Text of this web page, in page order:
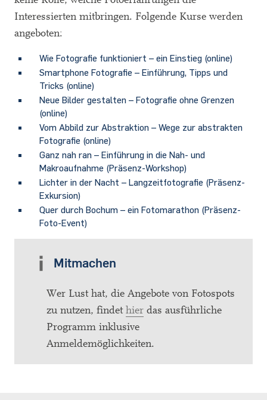
Interessierten mitbringen. Folgende Kurse werden
angeboten:
Wie Fotografie funktioniert – ein Einstieg (online)
Smartphone Fotografie – Einführung, Tipps und
Tricks (online)
Neue Bilder gestalten – Fotografie ohne Grenzen
(online)
Vom Abbild zur Abstraktion – Wege zur abstrakten
Fotografie (online)
Ganz nah ran – Einführung in die Nah- und
Makroaufnahme (Präsenz-Workshop)
Lichter in der Nacht – Langzeitfotografie (Präsenz-
Exkursion)
Quer durch Bochum – ein Fotomarathon (Präsenz-
Foto-Event)
Mitmachen
Wer Lust hat, die Angebote von Fotospots
zu nutzen, findethier das ausführliche
Programm inklusive
Anmeldemöglichkeiten.